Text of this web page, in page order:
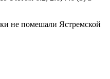
не помешали Ястремской